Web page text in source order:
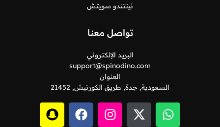
نينتندو سويتش
تواصل معنا
البريد الإلكتروني
support@spinodino.com
العنوان
السعودية, جدة, طريق الكورنيش, 21452